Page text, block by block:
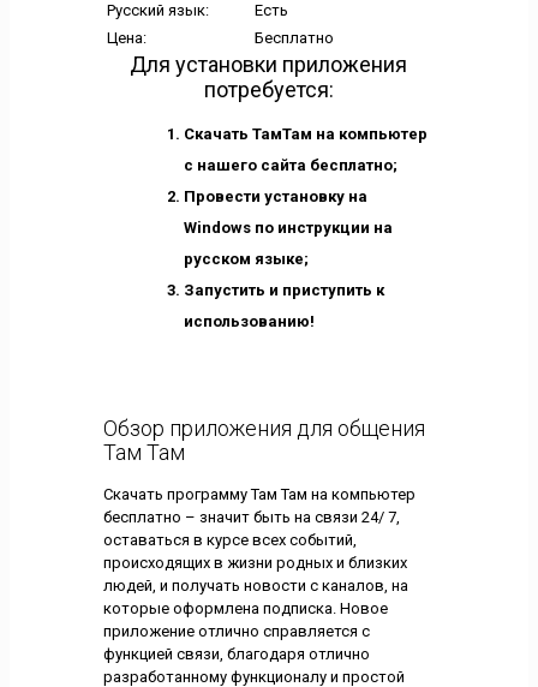
Русский язык:
Есть
Цена:
Бесплатно
Для установки приложения
потребуется:
Скачать ТамТам на компьютер
с нашего сайта бесплатно;
Провести установку на
Windows по инструкции на
русском языке;
Запустить и приступить к
использованию!
Обзор приложения для общения
Там Там
Скачать программу Там Там на компьютер
бесплатно – значит быть на связи 24/ 7,
оставаться в курсе всех событий,
происходящих в жизни родных и близких
людей, и получать новости с каналов, на
которые оформлена подписка. Новое
приложение отлично справляется с
функцией связи, благодаря отлично
разработанному функционалу и простой